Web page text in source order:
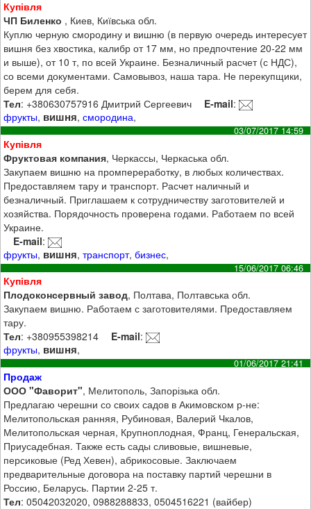
Купівля
ЧП Биленко , Киев, Київська обл.
Куплю черную смородину и вишню (в первую очередь интересует
вишня без хвостика, калибр от 17 мм, но предпочтение 20-22 мм
и выше), от 10 т, по всей Украине. Безналичный расчет (с НДС),
со всеми документами. Самовывоз, наша тара. Не перекупщики,
берем для себя.
Тел: +380630757916 Дмитрий Сергеевич E-mail:
фрукты, вишня,смородина,
03/07/2017 14:59
Купівля
Фруктовая компания, Черкассы, Черкаська обл.
Закупаем вишню на промпереработку, в любых количествах.
Предоставляем тару и транспорт. Расчет наличный и
безналичный. Приглашаем к сотрудничеству заготовителей и
хозяйства. Порядочность проверена годами. Работаем по всей
Украине.
E-mail:
фрукты, вишня,транспорт,бизнес,
15/06/2017 06:46
Купівля
Плодоконсервный завод, Полтава, Полтавська обл.
Закупаем вишню. Работаем с заготовителями. Предоставляем
тару.
Тел: +380955398214 E-mail:
фрукты, вишня,
01/06/2017 21:41
Продаж
ООО "Фаворит", Мелитополь, Запорізька обл.
Предлагаю черешни со своих садов в Акимовском р-не:
Мелитопольская ранняя, Рубиновая, Валерий Чкалов,
Мелитопольская черная, Крупноплодная, Франц, Генеральская,
Приусадебная. Также есть сады сливовые, вишневые,
персиковые (Ред Хевен), абрикосовые. Заключаем
предварительные договора на поставку партий черешни в
Россию, Беларусь. Партии 2-25 т.
Тел: 05042032020, 0988288833, 0504516221 (вайбер)